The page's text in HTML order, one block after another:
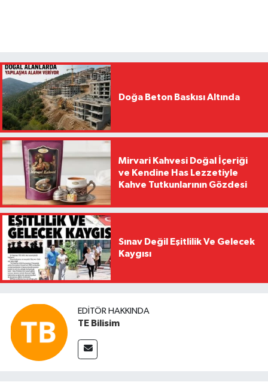
Doğa Beton Baskısı Altında
Mirvari Kahvesi Doğal İçeriği
ve Kendine Has Lezzetiyle
Kahve Tutkunlarının Gözdesi
Sınav Değil Eşitlilik Ve Gelecek
Kaygısı
EDITÖR HAKKINDA
TE Bilisim